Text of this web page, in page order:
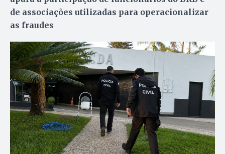
de associações utilizadas para operacionalizar
as fraudes